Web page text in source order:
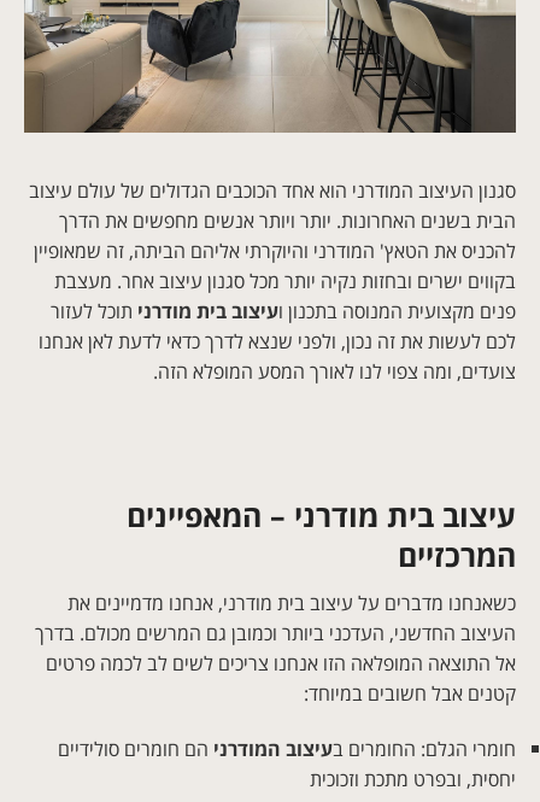
סגנון העיצוב המודרני הוא אחד הכוכבים הגדולים של עולם עיצוב
הבית בשנים האחרונות. יותר ויותר אנשים מחפשים את הדרך
להכניס את הטאץ' המודרני והיוקרתי אליהם הביתה, זה שמאופיין
בקווים ישרים ובחזות נקיה יותר מכל סגנון עיצוב אחר. מעצבת
פנים מקצועית המנוסה בתכנון ועיצוב בית מודרני תוכל לעזור
לכם לעשות את זה נכון, ולפני שנצא לדרך כדאי לדעת לאן אנחנו
צועדים, ומה צפוי לנו לאורך המסע המופלא הזה.
עיצוב בית מודרני – המאפיינים
המרכזיים
כשאנחנו מדברים על עיצוב בית מודרני, אנחנו מדמיינים את
העיצוב החדשני, העדכני ביותר וכמובן גם המרשים מכולם. בדרך
אל התוצאה המופלאה הזו אנחנו צריכים לשים לב לכמה פרטים
קטנים אבל חשובים במיוחד:
חומרי הגלם: החומרים בעיצוב המודרני הם חומרים סולידיים
יחסית, ובפרט מתכת וזכוכית